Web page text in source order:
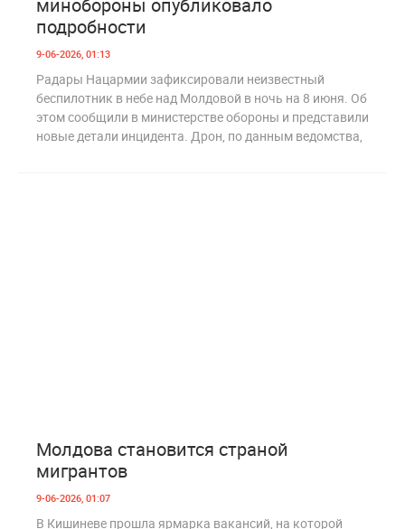
подробности
9-06-2026, 01:13
Радары Нацармии зафиксировали неизвестный
беспилотник в небе над Молдовой в ночь на 8 июня. Об
этом сообщили в министерстве обороны и представили
новые детали инцидента. Дрон, по данным ведомства,
Молдова становится страной
мигрантов
9-06-2026, 01:07
В Кишиневе прошла ярмарка вакансий, на которой